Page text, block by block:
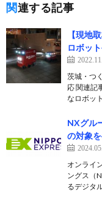
関連する記事
【現地
ロボッ
茨城・つ
応 関連記
なロボッ
NXグル
の対象
オンライ
ングス（
るデジタ